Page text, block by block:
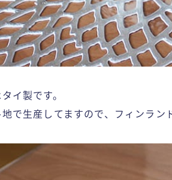
イ製です。
で生産してますので、フィンラン